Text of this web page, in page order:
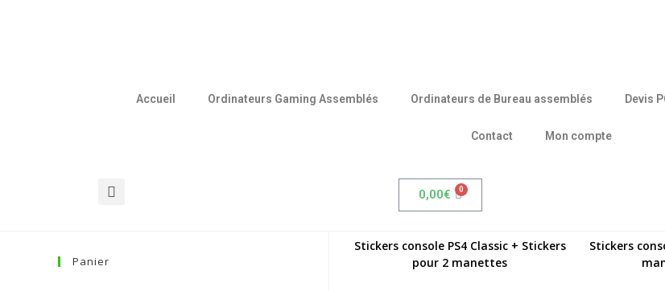
Accueil Ordinateurs Gaming Assemblés Ordinateurs de Bureau assemblés Devis
Contact Mon compte
0,00€
Stickers console PS4 Classic + Stickers
pour 2 manettes
Stickers
Panier